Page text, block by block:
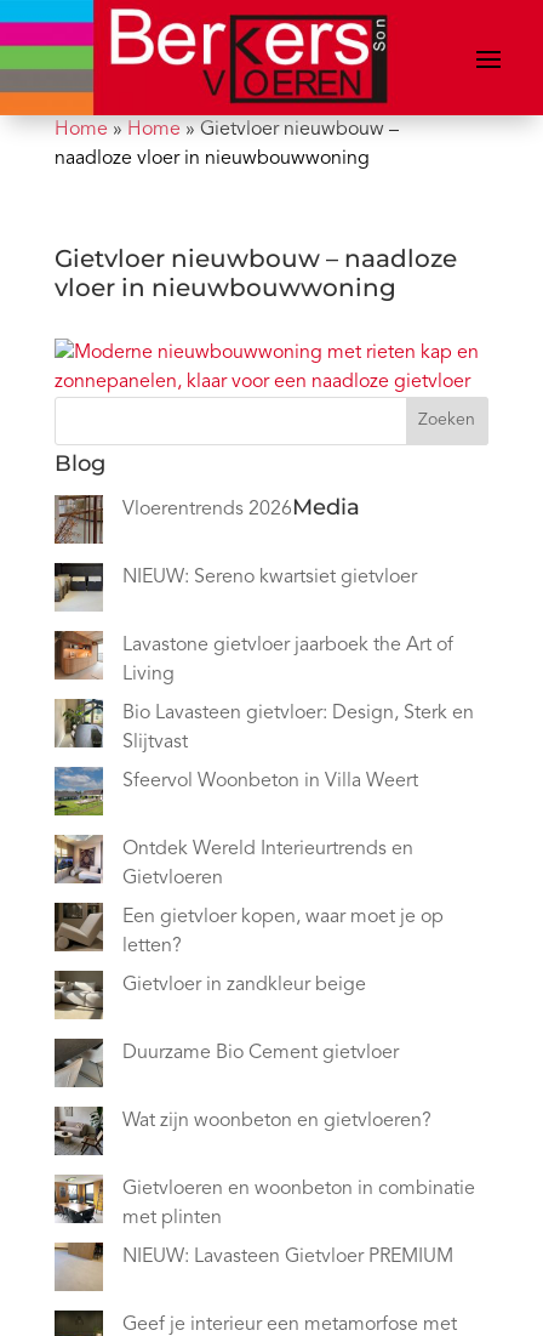
Home» Home» Gietvloer nieuwbouw –
naadloze vloer in nieuwbouwwoning
Gietvloer nieuwbouw – naadloze
vloer in nieuwbouwwoning
Zoeken
Blog
Vloerentrends 2026
NIEUW: Sereno kwartsiet gietvloer
Lavastone gietvloer jaarboek the Art of
Living
Bio Lavasteen gietvloer: Design, Sterk en
Slijtvast
Sfeervol Woonbeton in Villa Weert
Ontdek Wereld Interieurtrends en
Gietvloeren
Een gietvloer kopen, waar moet je op
letten?
Gietvloer in zandkleur beige
Duurzame Bio Cement gietvloer
Wat zijn woonbeton en gietvloeren?
Gietvloeren en woonbeton in combinatie
met plinten
NIEUW: Lavasteen Gietvloer PREMIUM
Geef je interieur een metamorfose met
Media